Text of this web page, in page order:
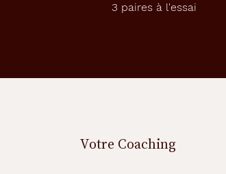
3 paires à l'essai
Votre Coaching